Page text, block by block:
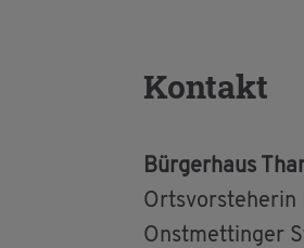
Kon­takt
Bür­ger­haus
Orts­vor­ste­he­rin
Onst­met­tin­ger